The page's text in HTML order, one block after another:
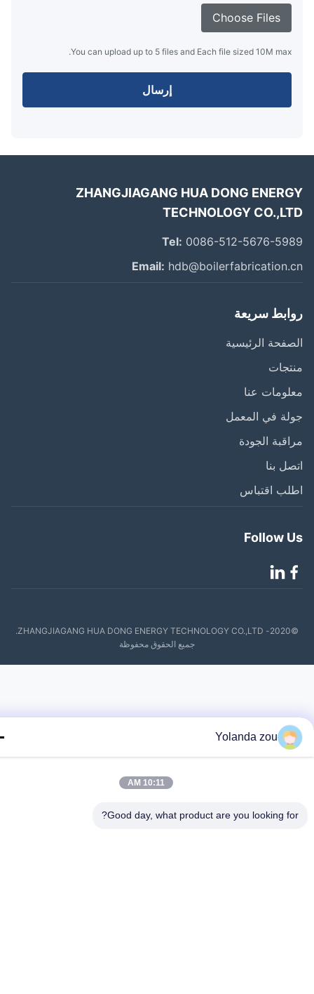
Choose Files
You can upload up to 5 files and Each file sized 10M max.
إرسال
ZHANGJIAGANG HUA DONG
TECHNOLOGY
Tel:0086-512-5676-
Email:
سريعة
الرئيسية
عنا
في المعمل
الجودة
بنا
اقتباس
Follow
©2020- ZHANGJIAGANG HUA DONG ENERGY TECHNOLOGY CO.,LTD.
جميع الحقوق محفوظة
Yolanda zou
10:11 AM
Good day, what product are you looking